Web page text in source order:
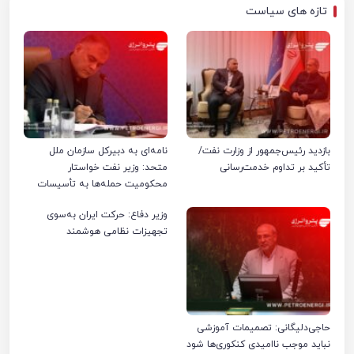
تازه های سیاست
بازدید رئیس‌جمهور از وزارت نفت/
تأکید بر تداوم خدمت‌رسانی
نامه‌ای به دبیرکل سازمان ملل
متحد: وزیر نفت خواستار
محکومیت حمله‌ها به تأسیسات
حاجی‌دلیگانی: تصمیمات آموزشی
نباید موجب ناامیدی کنکوری‌ها شود
وزیر دفاع: حرکت ایران به‌سوی
تجهیزات نظامی هوشمند